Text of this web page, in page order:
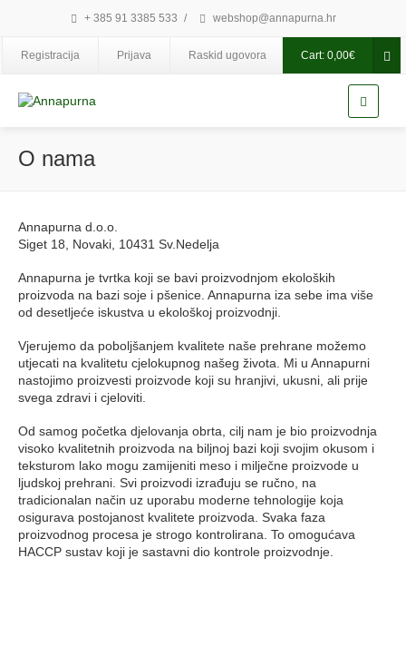
+ 385 91 3385 533 / webshop@annapurna.hr
Registracija Prijava Raskid ugovora Cart: 0,00€
O nama
Annapurna d.o.o.
Siget 18, Novaki, 10431 Sv.Nedelja
Annapurna je tvrtka koji se bavi proizvodnjom ekoloških
proizvoda na bazi soje i pšenice. Annapurna iza sebe ima više
od desetljeće iskustva u ekološkoj proizvodnji.
Vjerujemo da poboljšanjem kvalitete naše prehrane možemo
utjecati na kvalitetu cjelokupnog našeg života. Mi u Annapurni
nastojimo proizvesti proizvode koji su hranjivi, ukusni, ali prije
svega zdravi i cjeloviti.
Od samog početka djelovanja obrta, cilj nam je bio proizvodnja
visoko kvalitetnih proizvoda na biljnoj bazi koji svojim okusom i
teksturom lako mogu zamijeniti meso i milječne proizvode u
ljudskoj prehrani. Svi proizvodi izrađuju se ručno, na
tradicionalan način uz uporabu moderne tehnologije koja
osigurava postojanost kvalitete proizvoda. Svaka faza
proizvodnog procesa je strogo kontrolirana. To omogućava
HACCP sustav koji je sastavni dio kontrole proizvodnje.